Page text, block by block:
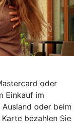
oder
Einkauf im
oder beim
bezahlen Sie